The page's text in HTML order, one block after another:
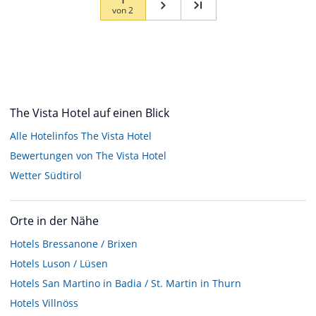
von2
The Vista Hotel auf einen Blick
Alle Hotelinfos The Vista Hotel
Bewertungen von The Vista Hotel
Wetter Südtirol
Orte in der Nähe
Hotels Bressanone / Brixen
Hotels Luson / Lüsen
Hotels San Martino in Badia / St. Martin in Thurn
Hotels Villnöss